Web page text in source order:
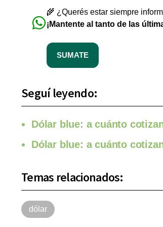
🌾 ¿Querés estar siempre
¡Mantente al tanto de las
SUMATE
Seguí leyendo:
Dólar blue: a cuánto
Dólar blue: a cuánto
Temas relacionados:
dólar